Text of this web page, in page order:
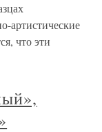
артистические
что эти